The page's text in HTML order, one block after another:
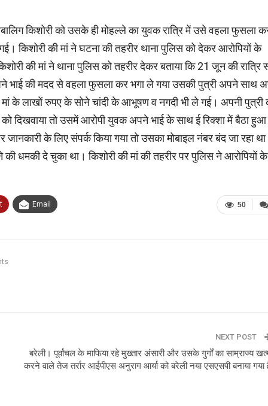
किशोरी को उसके ही मोहल्ले का युवक रात्रि में उसे वहला फुसला
की मां ने घटना की तहरीर थाना पुलिस को देकर आरोपियों के
की मां ने थाना पुलिस को तहरीर देकर बताया कि 21 जून की रात्रि
भाई की मदद से वहला फुसला कर भगा ले गया उसकी पुत्री अपने साथ
के लाखों रुपए के सोने चांदी के आभूषण व नगदी भी ले गई। अपनी पुत्री
दिखवाया तो उसमें आरोपी युवक अपने भाई के साथ ई रिक्शा में बैठा हुआ
के लिए संपर्क किया गया तो उसका मोबाइल नंबर बंद जा रहा
की धमकी दे चुका था। किशोरी की मां की तहरीर पर पुलिस ने आरोपियों के
50
Email
NEXT POST
बरेली। पूर्वांचल के माफिया रहे मुख्तार अंसारी और उसके गुर्गों का साम्राज्य
करने वाले तेज तर्रार आईपीएस अनुराग आर्या को बरेली नया एसएसपी बनाया गया